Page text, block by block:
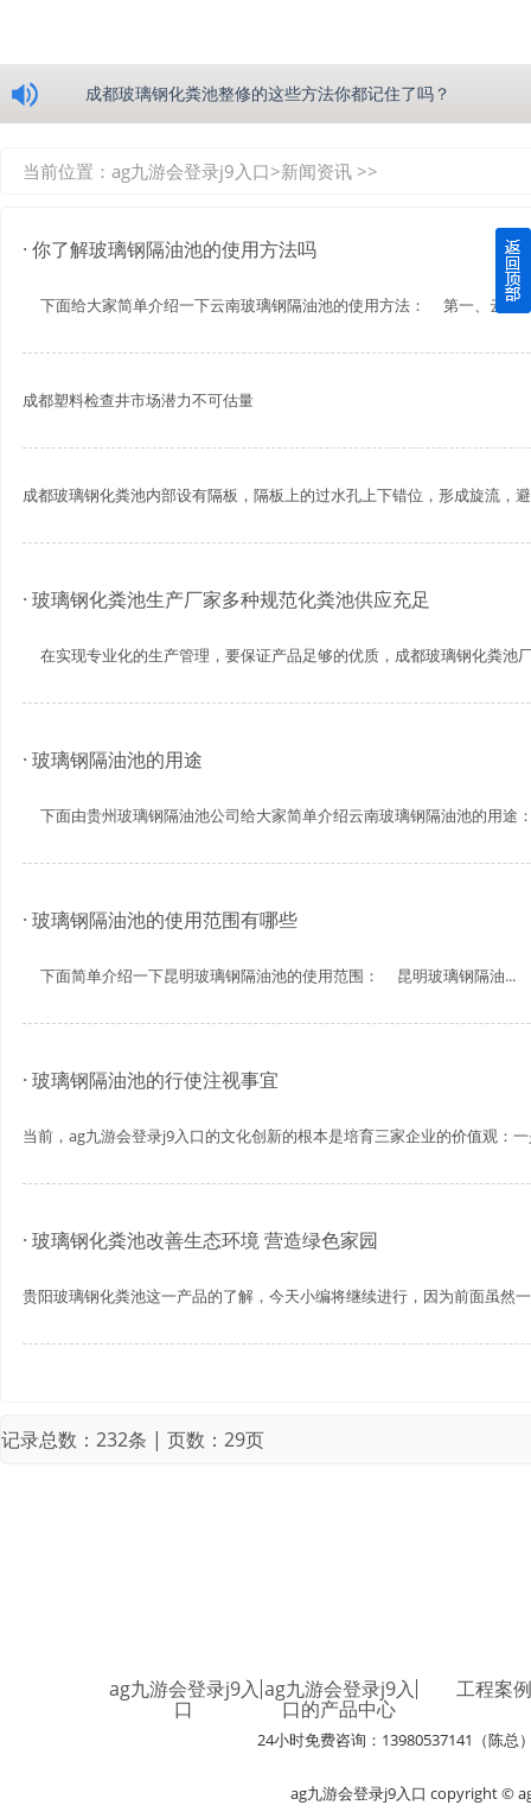
成都玻璃钢化粪池整修的这些方法你都记住了吗？
四川玻璃钢化粪池逐渐取代传统玻璃钢化粪池的这几点原因
四川玻璃钢化粪池选购时应该如何进行挑选？
在安装绵阳玻璃钢化粪池时可能遇到这些难题
使用成都玻璃钢化粪池的七大好处你都记住了吗？
当前位置： ag九游会登录j9入口>新闻资讯 >>
· 你了解玻璃钢隔油池的使用方法吗
下面给大家简单介绍一下云南玻璃钢隔油池的使用方法： 第一、云...
成都塑料检查井市场潜力不可估量
成都玻璃钢化粪池内部设有隔板，隔板上的过水孔上下错位，形成旋流，
· 玻璃钢化粪池生产厂家多种规范化粪池供应充足
在实现专业化的生产管理，要保证产品足够的优质，成都玻璃钢化粪池
· 玻璃钢隔油池的用途
下面由贵州玻璃钢隔油池公司给大家简单介绍云南玻璃钢隔油池的用途
· 玻璃钢隔油池的使用范围有哪些
下面简单介绍一下昆明玻璃钢隔油池的使用范围： 昆明玻璃钢隔油...
· 玻璃钢隔油池的行使注视事宜
当前，ag九游会登录j9入口的文化创新的根本是培育三家企业的价值观：
· 玻璃钢化粪池改善生态环境 营造绿色家园
贵阳玻璃钢化粪池这一产品的了解，今天小编将继续进行，因为前面虽然
记录总数：232条 | 页数：29页
ag九游会登录j9入
口
ag九游会登录j9入
口的产品中心
工程案例
24小时免费咨询：13980537141（陈总
ag九游会登录j9入口 copyright ©